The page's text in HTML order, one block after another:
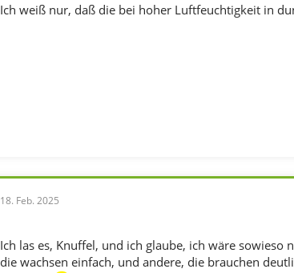
Ich weiß nur, daß die bei hoher Luftfeuchtigkeit in
18. Feb. 2025
Ich las es, Knuffel, und ich glaube, ich wäre
die wachsen einfach, und andere, die brauchen